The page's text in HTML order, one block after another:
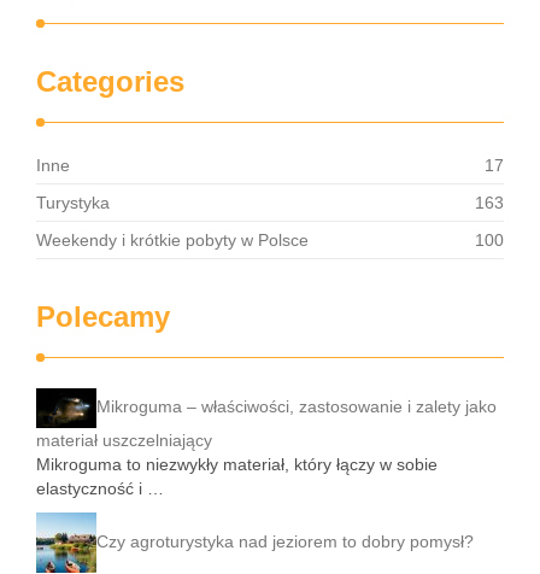
Categories
Inne
17
Turystyka
163
Weekendy i krótkie pobyty w Polsce
100
Polecamy
Mikroguma – właściwości, zastosowanie i zalety jako
materiał uszczelniający
Mikroguma to niezwykły materiał, który łączy w sobie
elastyczność i …
Czy agroturystyka nad jeziorem to dobry pomysł?